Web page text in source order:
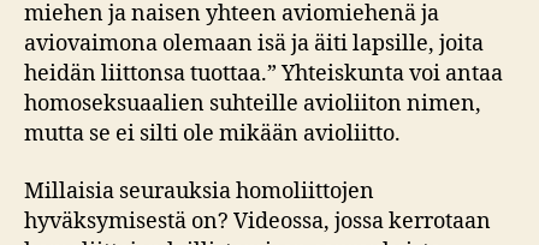
miehen ja naisen yhteen aviomiehenä ja
aviovaimona olemaan isä ja äiti lapsille, joita
heidän liittonsa tuottaa.” Yhteiskunta voi antaa
homoseksuaalien suhteille avioliiton nimen,
mutta se ei silti ole mikään avioliitto.
Millaisia seurauksia homoliittojen
hyväksymisestä on? Videossa, jossa kerrotaan